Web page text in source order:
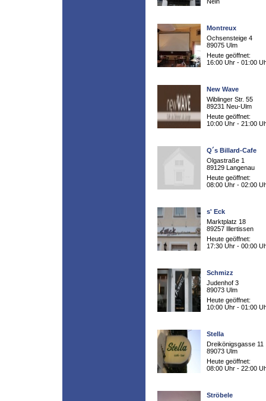
Montreux
Ochsensteige 4
89075 Ulm
Heute geöffnet:
16:00 Uhr - 01:00
New Wave
Wiblinger Str. 55
89231 Neu-Ulm
Heute geöffnet:
10:00 Uhr - 21:00
Q´s Billard-Cafe
Olgastraße 1
89129 Langenau
Heute geöffnet:
08:00 Uhr - 02:00
s' Eck
Marktplatz 18
89257 Illertissen
Heute geöffnet:
17:30 Uhr - 00:00
Schmizz
Judenhof 3
89073 Ulm
Heute geöffnet:
10:00 Uhr - 01:00
Stella
Dreikönigsgasse 11
89073 Ulm
Heute geöffnet:
08:00 Uhr - 22:00
Ströbele